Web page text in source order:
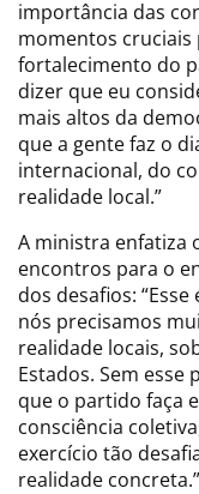
importância das
momentos cruciais
fortalecimento do
dizer que eu
mais altos da
que a gente faz o
internacional, do
realidade local.”
A ministra enfatiza
encontros para o
dos desafios:
nós precisamos
realidade locais,
Estados. Sem esse
que o partido faça
consciência
exercício tão
realidade concreta.”